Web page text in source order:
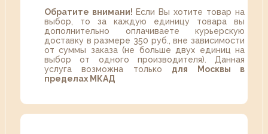
Обратите внимани! Если Вы хотите товар на
выбор, то за каждую единицу товара вы
дополнительно оплачиваете курьерскую
доставку в размере 350 руб., вне зависимости
от суммы заказа (не больше двух единиц на
выбор от одного производителя). Данная
услуга возможна только для Москвы в
пределах МКАД